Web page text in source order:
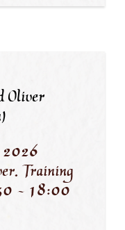
Oliver
2026
Training
- 18:00